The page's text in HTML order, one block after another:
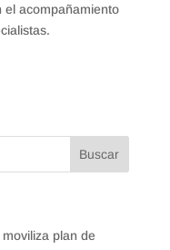
el acompañamiento
plan de